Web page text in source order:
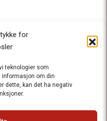
for
teknologier som
om din
dette, kan det ha negativ
klimaaksjon
: Halfdan Wiik |